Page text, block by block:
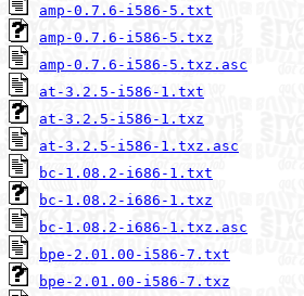
amp-0.7.6-i586-5.txt
amp-0.7.6-i586-5.txz
amp-0.7.6-i586-5.txz.asc
at-3.2.5-i586-1.txt
at-3.2.5-i586-1.txz
at-3.2.5-i586-1.txz.asc
bc-1.08.2-i686-1.txt
bc-1.08.2-i686-1.txz
bc-1.08.2-i686-1.txz.asc
bpe-2.01.00-i586-7.txt
bpe-2.01.00-i586-7.txz